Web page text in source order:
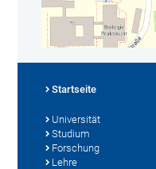
Startseite
Universität
Studium
Forschung
Lehre